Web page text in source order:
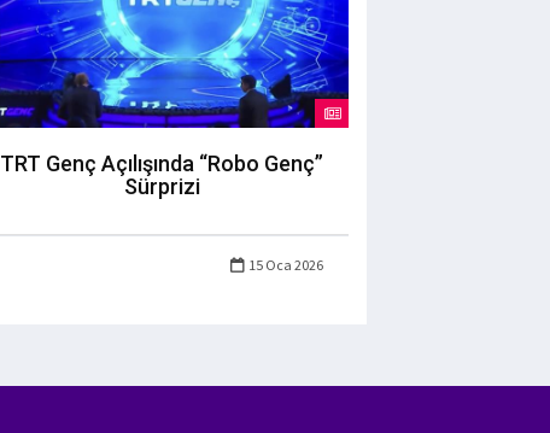
TRT Genç Açılışında “Robo Genç”
Sürprizi
15 Oca 2026